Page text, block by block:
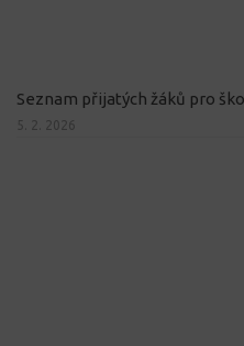
Seznam přijatých žáků pro
5. 2. 2026